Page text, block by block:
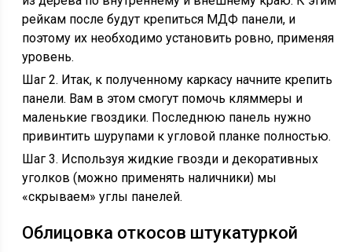
рейкам после будут крепиться МДФ панели, и
поэтому их необходимо установить ровно, применяя
уровень.
Шаг 2. Итак, к полученному каркасу начните крепить
панели. Вам в этом смогут помочь кляммеры и
маленькие гвоздики. Последнюю панель нужно
привинтить шурупами к угловой планке полностью.
Шаг 3. Используя жидкие гвозди и декоративных
уголков (можно применять наличники) мы
«скрываем» углы панелей.
Облицовка откосов штукатуркой